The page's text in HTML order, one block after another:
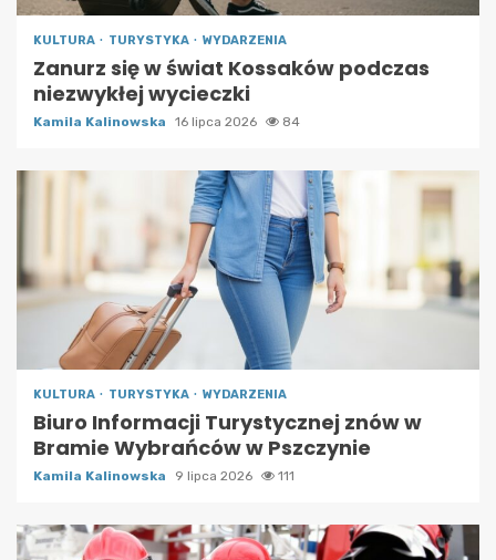
KULTURA TURYSTYKA WYDARZENIA
Zanurz się w świat Kossaków podczas
niezwykłej wycieczki
Kamila Kalinowska 16 lipca 2026 84
KULTURA TURYSTYKA WYDARZENIA
Biuro Informacji Turystycznej znów w
Bramie Wybrańców w Pszczynie
Kamila Kalinowska 9 lipca 2026 111